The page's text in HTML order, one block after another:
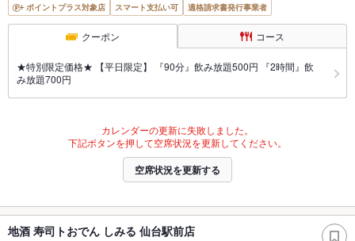
ポイントプラス対象店
スマート支払い可 適格請求書発行事業者
クーポン コース
★特別限定価格★ 【平日限定】 『90分』飲み放題500円 『2時間』飲
み放題700円
カレンダーの更新に失敗しました。
下記ボタンを押して空席状況を更新してください。
空席状況を更新する
地酒 寿司トおでん しみる 仙台駅前店